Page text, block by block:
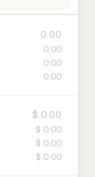
0:00
0:00
0:00
0:00
$ 0.00
$ 0.00
$ 0.00
$ 0.00